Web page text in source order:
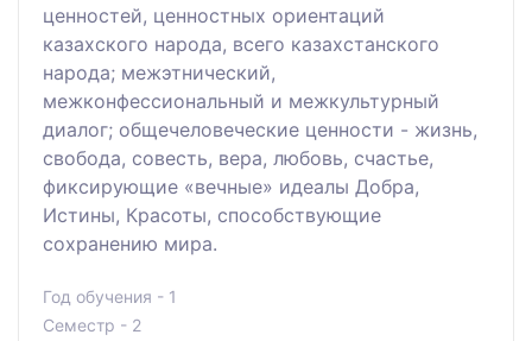
ценностей, ценностных ориентаций
казахского народа, всего казахстанского
народа; межэтнический,
межконфессиональный и межкультурный
диалог; общечеловеческие ценности - жизнь,
свобода, совесть, вера, любовь, счастье,
фиксирующие «вечные» идеалы Добра,
Истины, Красоты, способствующие
сохранению мира.
Год обучения - 1
Семестр - 2